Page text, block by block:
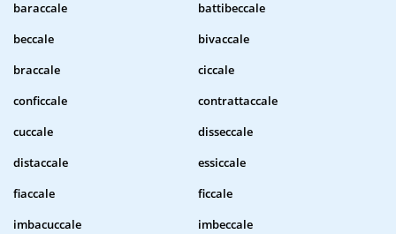
baraccale
battibeccale
beccale
bivaccale
braccale
ciccale
conficcale
contrattaccale
cuccale
disseccale
distaccale
essiccale
fiaccale
ficcale
imbacuccale
imbeccale